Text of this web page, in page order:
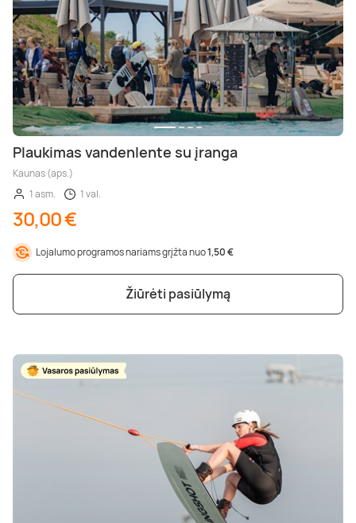
Plaukimas vandenlente su įranga
Kaunas (aps.)
1 asm.
1 val.
30,00 €
Lojalumo programos nariams grįžta nuo1,50 €
Žiūrėti pasiūlymą